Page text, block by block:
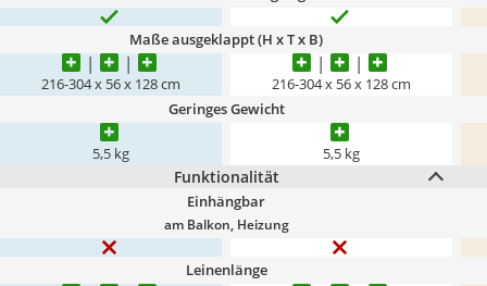
Maße ausgeklappt (H x T x B)
216-304 x 56 x 128 cm 216-304 x 56 x 128 cm
Geringes Gewicht
5,5 kg 5,5 kg
Funktionalität
Einhängbar
am Balkon, Heizung
Leinenlänge